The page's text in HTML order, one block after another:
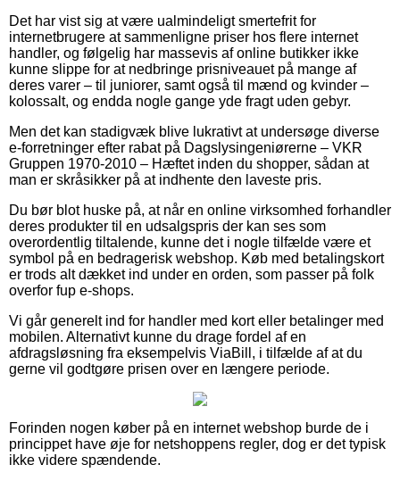
Det har vist sig at være ualmindeligt smertefrit for
internetbrugere at sammenligne priser hos flere internet
handler, og følgelig har massevis af online butikker ikke
kunne slippe for at nedbringe prisniveauet på mange af
deres varer – til juniorer, samt også til mænd og kvinder –
kolossalt, og endda nogle gange yde fragt uden gebyr.
Men det kan stadigvæk blive lukrativt at undersøge diverse
e-forretninger efter rabat på Dagslysingeniørerne – VKR
Gruppen 1970-2010 – Hæftet inden du shopper, sådan at
man er skråsikker på at indhente den laveste pris.
Du bør blot huske på, at når en online virksomhed forhandler
deres produkter til en udsalgspris der kan ses som
overordentlig tiltalende, kunne det i nogle tilfælde være et
symbol på en bedragerisk webshop. Køb med betalingskort
er trods alt dækket ind under en orden, som passer på folk
overfor fup e-shops.
Vi går generelt ind for handler med kort eller betalinger med
mobilen. Alternativt kunne du drage fordel af en
afdragsløsning fra eksempelvis ViaBill, i tilfælde af at du
gerne vil godtgøre prisen over en længere periode.
Forinden nogen køber på en internet webshop burde de i
princippet have øje for netshoppens regler, dog er det typisk
ikke videre spændende.